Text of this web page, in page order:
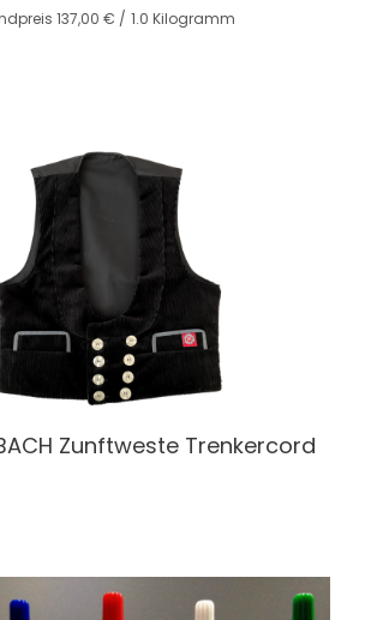
137,00 € / 1.0 Kilogramm
Zunftweste Trenkercord